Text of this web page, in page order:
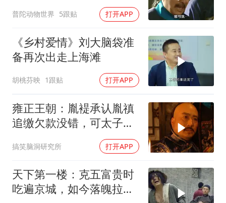
普陀动物世界 5跟贴 打开APP
《乡村爱情》刘大脑袋准
备再次出走上海滩
胡桃芬映 1跟贴 打开APP
雍正王朝：胤褆承认胤禛
追缴欠款没错，可太子欠
搞笑脑洞研究所 打开APP
天下第一楼：克五富贵时
吃遍京城，如今落魄拉洋